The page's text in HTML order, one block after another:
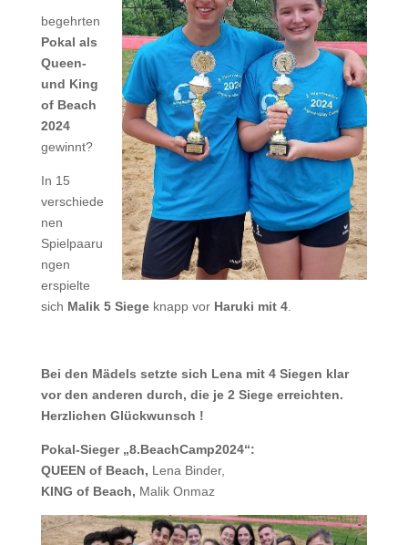
begehrten
Pokal als
Queen-
und King
of Beach
2024
gewinnt?
In 15
verschiede
nen
Spielpaaru
ngen
erspielte
sich Malik 5 Siegeknapp vor Haruki mit 4.
Bei den Mädels setzte sich Lena mit 4 Siegen klar
vor den anderen durch, die je 2 Siege erreichten.
Herzlichen Glückwunsch !
Pokal-Sieger „8.BeachCamp2024“:
QUEEN of Beach, Lena Binder,
KING of Beach, Malik Onmaz